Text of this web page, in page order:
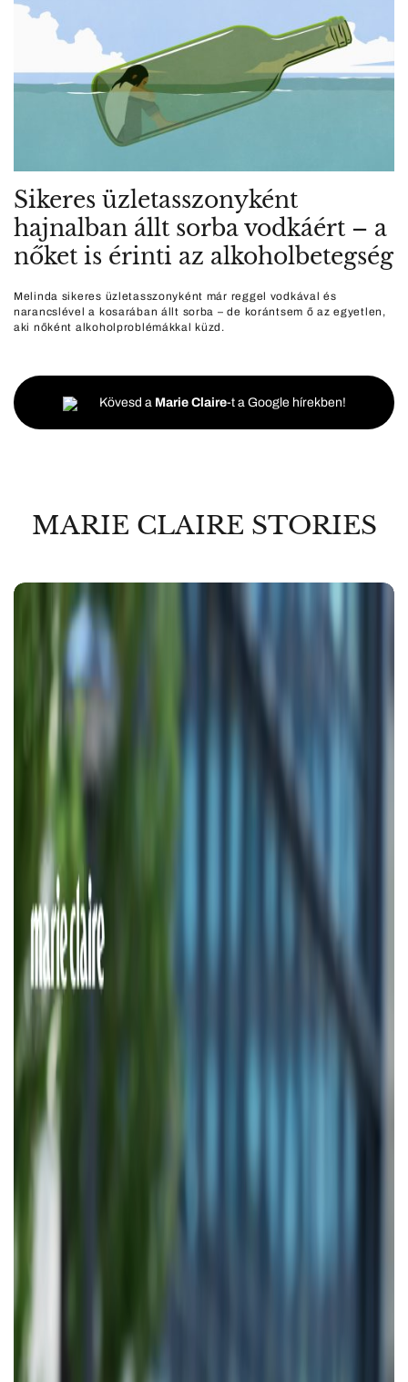
Sikeres üzletasszonyként
hajnalban állt sorba vodkáért – a
nőket is érinti az alkoholbetegség
Melinda sikeres üzletasszonyként már reggel vodkával és
narancslével a kosarában állt sorba – de korántsem ő az egyetlen,
aki nőként alkoholproblémákkal küzd.
Kövesd a Marie Claire-t a Google hírekben!
MARIE CLAIRE STORIES